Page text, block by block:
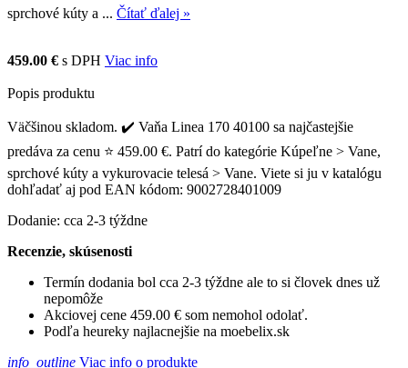
sprchové kúty a ... Čítať ďalej »
459.00 € s DPH Viac info
Popis produktu
Väčšinou skladom. ✔️ Vaňa Linea 170 40100 sa najčastejšie
predáva za cenu ⭐ 459.00 €. Patrí do kategórie Kúpeľne > Vane,
sprchové kúty a vykurovacie telesá > Vane. Viete si ju v katalógu
dohľadať aj pod EAN kódom: 9002728401009
Dodanie: cca 2-3 týždne
Recenzie, skúsenosti
Termín dodania bol cca 2-3 týždne ale to si človek dnes už
nepomôže
Akciovej cene 459.00 € som nemohol odolať.
Podľa heureky najlacnejšie na moebelix.sk
info_outline Viac info o produkte